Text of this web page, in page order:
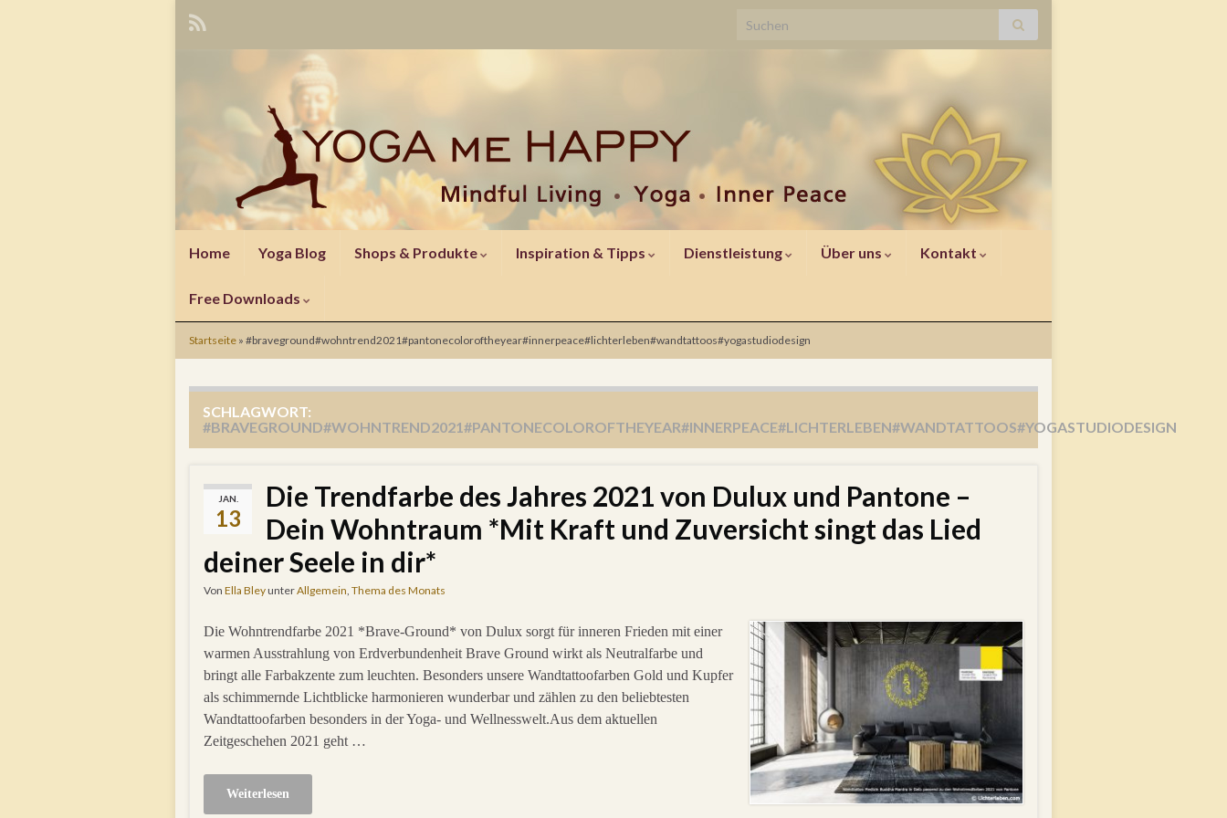
Search for:
Home Yoga Blog Shops & Produkte Inspiration & Tipps Dienstleistung Über uns Kontakt
Free Downloads
Startseite » #braveground#wohntrend2021#pantonecoloroftheyear#innerpeace#lichterleben#wandtattoos#yogastudiodesign
SCHLAGWORT:
#BRAVEGROUND#WOHNTREND2021#PANTONECOLOROFTHEYEAR#INNERPEACE#LICHTERLEBEN#WANDTATTOOS#YOGASTUDIODESIGN
JAN.
13
Die Trendfarbe des Jahres 2021 von Dulux und Pantone –
Dein Wohntraum *Mit Kraft und Zuversicht singt das Lied
deiner Seele in dir*
Von Ella BleyunterAllgemein, Thema des Monats
Die Wohntrendfarbe 2021 *Brave-Ground* von Dulux sorgt für inneren Frieden mit einer
warmen Ausstrahlung von Erdverbundenheit Brave Ground wirkt als Neutralfarbe und
bringt alle Farbakzente zum leuchten. Besonders unsere Wandtattoofarben Gold und Kupfer
als schimmernde Lichtblicke harmonieren wunderbar und zählen zu den beliebtesten
Wandtattoofarben besonders in der Yoga- und Wellnesswelt.Aus dem aktuellen
Zeitgeschehen 2021 geht …
Weiterlesen